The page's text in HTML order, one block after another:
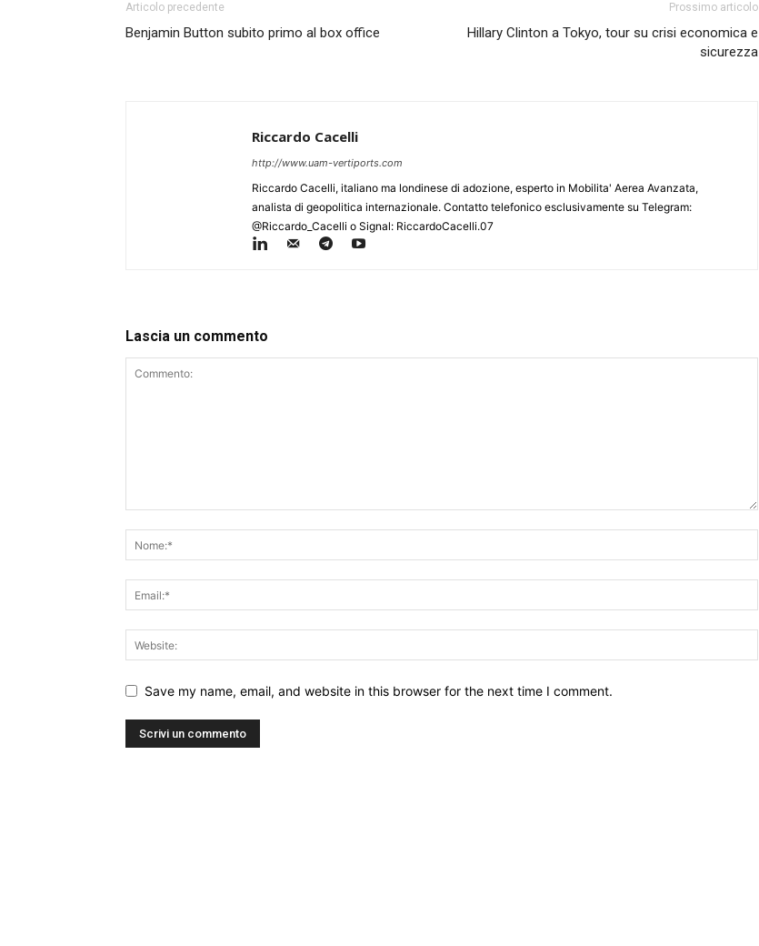
Articolo precedente
Benjamin Button subito primo al box office
Prossimo articolo
Hillary Clinton a Tokyo, tour su crisi economica e
sicurezza
Riccardo Cacelli
http://www.uam-vertiports.com
Riccardo Cacelli, italiano ma londinese di adozione, esperto in Mobilita' Aerea Avanzata,
analista di geopolitica internazionale. Contatto telefonico esclusivamente su Telegram:
@Riccardo_Cacelli o Signal: RiccardoCacelli.07
Lascia un commento
Save my name, email, and website in this browser for the next time I comment.